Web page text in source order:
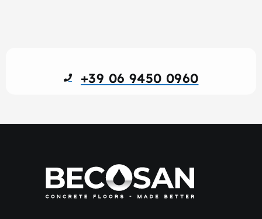
+39 06 9450 0960